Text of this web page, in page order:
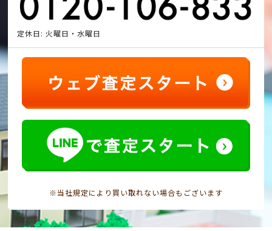
定休日: 火曜日・水曜日
※当社規定により買い取れない場合もございます